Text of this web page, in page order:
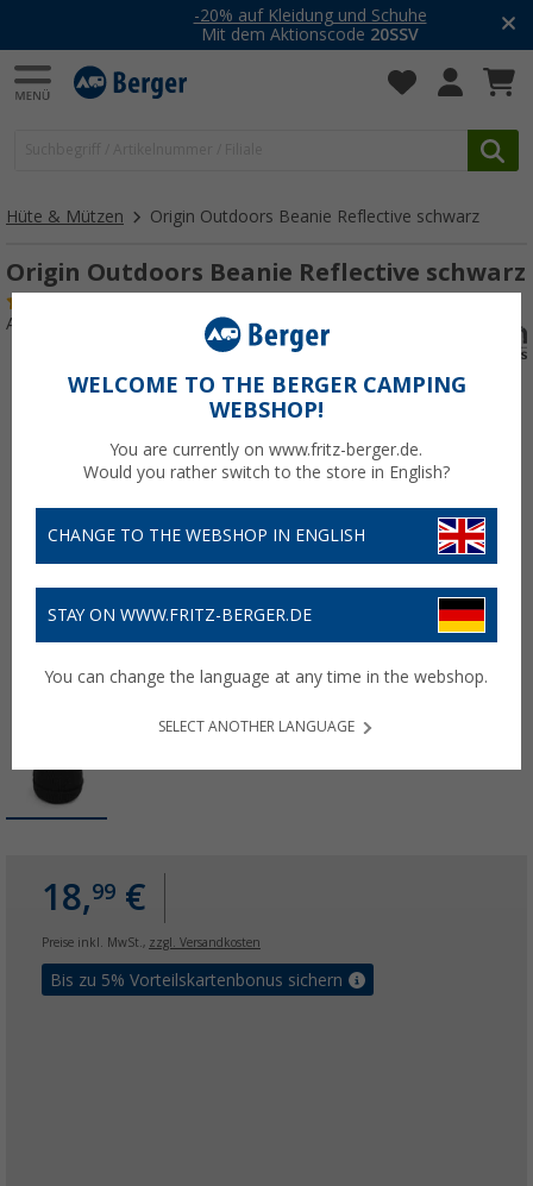
-20% auf Kleidung und Schuhe
Mit dem Aktionscode20SSV
Hüte & Mützen Origin Outdoors Beanie Reflective schwarz
Origin Outdoors Beanie Reflective schwarz
Art.-Nr.: 281021
18,99 €
Preise inkl. MwSt., zzgl. Versandkosten
Bis zu 5% Vorteilskartenbonus sichern
WELCOME TO THE BERGER CAMPING
WEBSHOP!
You are currently on www.fritz-berger.de.
Would you rather switch to the store in English?
CHANGE TO THE WEBSHOP IN ENGLISH
STAY ON WWW.FRITZ-BERGER.DE
You can change the language at any time in the webshop.
SELECT ANOTHER LANGUAGE